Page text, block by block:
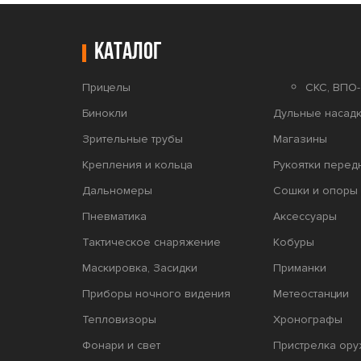
Каталог
Прицелы
Бинокли
Зрительные трубы
Крепления и кольца
Дальномеры
Пневматика
Тактическое снаряжение
Маскировка, Засидки
Приборы ночного видения
Тепловизоры
Фонари и свет
СКС, ВПО-
Дульные
Магазины
Рукоятки
Сошки и опоры
Аксессуары
Кобуры
Приманки
Метеостанции
Хронографы
Пристрелка